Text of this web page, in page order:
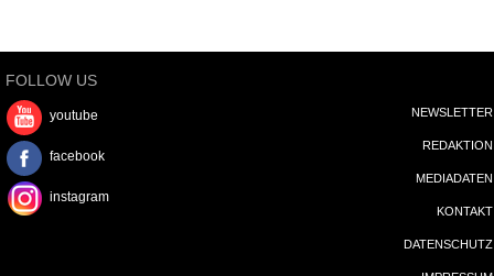
FOLLOW US
youtube
facebook
instagram
NEWSLETTER
REDAKTION
MEDIADATEN
KONTAKT
DATENSCHUTZ